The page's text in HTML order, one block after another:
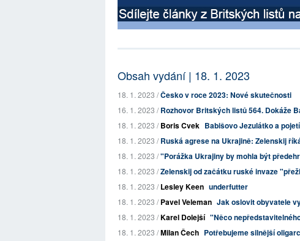
Obsah vydání | 18. 1. 2023
18. 1. 2023 /Česko v roce 2023: Nové skutečnosti
16. 1. 2023 /Rozhovor Britských listů 564. Dokáže
18. 1. 2023 /Boris Cvek Babišovo Jezulátko a
18. 1. 2023 /Ruská agrese na Ukrajině: Zelenskij
18. 1. 2023 /"Porážka Ukrajiny by mohla být
18. 1. 2023 /Zelenskij od začátku ruské invaze
18. 1. 2023 /Lesley Keen underfutter
18. 1. 2023 /Pavel Veleman Jak oslovit obyvatele
18. 1. 2023 /Karel Dolejší "Něco
18. 1. 2023 /Milan Čech Potřebujeme silnější